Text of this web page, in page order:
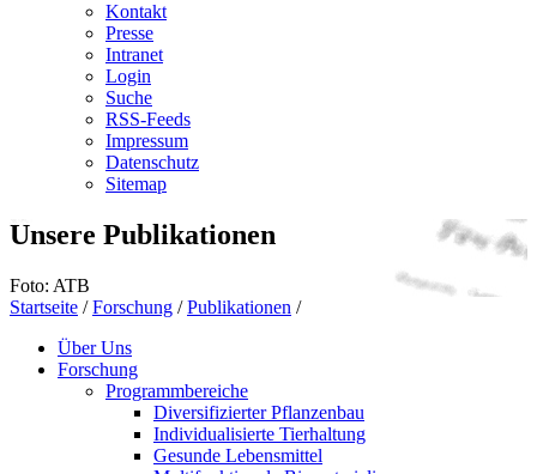
Kontakt
Presse
Intranet
Login
Suche
RSS-Feeds
Impressum
Datenschutz
Sitemap
Unsere Publikationen
Foto: ATB
Startseite / Forschung / Publikationen /
Über Uns
Forschung
Programmbereiche
Diversifizierter Pflanzenbau
Individualisierte Tierhaltung
Gesunde Lebensmittel